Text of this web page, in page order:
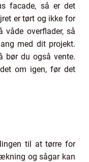
facade, så er det
er tørt og ikke for
overflader, så
med dit projekt.
bør du også vente.
om igen, før det
til at tørre for
og sågar kan